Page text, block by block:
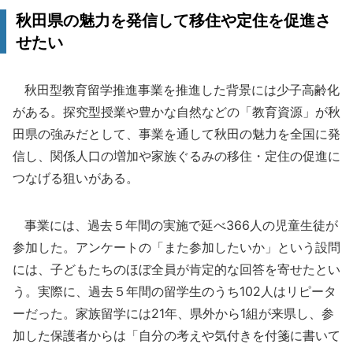
秋田県の魅力を発信して移住や定住を促進さ
せたい
秋田型教育留学推進事業を推進した背景には少子高齢化
がある。探究型授業や豊かな自然などの「教育資源」が秋
田県の強みだとして、事業を通して秋田の魅力を全国に発
信し、関係人口の増加や家族ぐるみの移住・定住の促進に
つなげる狙いがある。
事業には、過去５年間の実施で延べ366人の児童生徒が
参加した。アンケートの「また参加したいか」という設問
には、子どもたちのほぼ全員が肯定的な回答を寄せたとい
う。実際に、過去５年間の留学生のうち102人はリピータ
ーだった。家族留学には21年、県外から1組が来県し、参
加した保護者からは「自分の考えや気付きを付箋に書いて